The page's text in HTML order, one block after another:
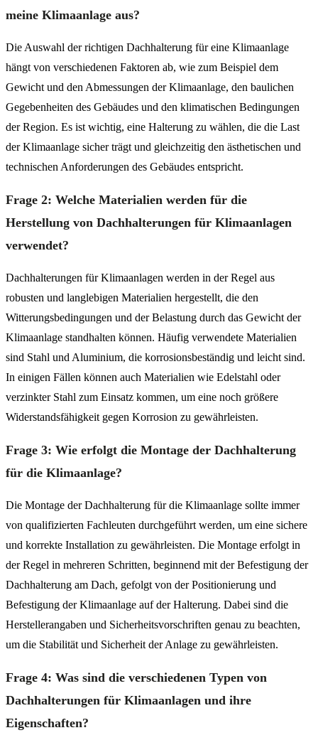
meine Klimaanlage aus?
Die Auswahl der richtigen Dachhalterung für eine Klimaanlage
hängt von verschiedenen Faktoren ab, wie zum Beispiel dem
Gewicht und den Abmessungen der Klimaanlage, den baulichen
Gegebenheiten des Gebäudes und den klimatischen Bedingungen
der Region. Es ist wichtig, eine Halterung zu wählen, die die Last
der Klimaanlage sicher trägt und gleichzeitig den ästhetischen und
technischen Anforderungen des Gebäudes entspricht.
Frage 2: Welche Materialien werden für die
Herstellung von Dachhalterungen für Klimaanlagen
verwendet?
Dachhalterungen für Klimaanlagen werden in der Regel aus
robusten und langlebigen Materialien hergestellt, die den
Witterungsbedingungen und der Belastung durch das Gewicht der
Klimaanlage standhalten können. Häufig verwendete Materialien
sind Stahl und Aluminium, die korrosionsbeständig und leicht sind.
In einigen Fällen können auch Materialien wie Edelstahl oder
verzinkter Stahl zum Einsatz kommen, um eine noch größere
Widerstandsfähigkeit gegen Korrosion zu gewährleisten.
Frage 3: Wie erfolgt die Montage der Dachhalterung
für die Klimaanlage?
Die Montage der Dachhalterung für die Klimaanlage sollte immer
von qualifizierten Fachleuten durchgeführt werden, um eine sichere
und korrekte Installation zu gewährleisten. Die Montage erfolgt in
der Regel in mehreren Schritten, beginnend mit der Befestigung der
Dachhalterung am Dach, gefolgt von der Positionierung und
Befestigung der Klimaanlage auf der Halterung. Dabei sind die
Herstellerangaben und Sicherheitsvorschriften genau zu beachten,
um die Stabilität und Sicherheit der Anlage zu gewährleisten.
Frage 4: Was sind die verschiedenen Typen von
Dachhalterungen für Klimaanlagen und ihre
Eigenschaften?